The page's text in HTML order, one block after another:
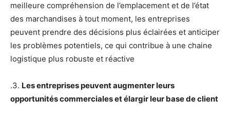
meilleure compréhension de l’emplacement et de l’état
des marchandises à tout moment, les entreprises
peuvent prendre des décisions plus éclairées et anticiper
les problèmes potentiels, ce qui contribue à une chaine
logistique plus robuste et réactive
.3. Les entreprises peuvent augmenter leurs
opportunités commerciales et élargir leur base de client